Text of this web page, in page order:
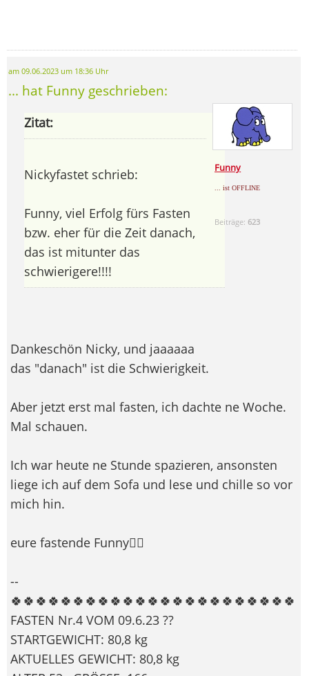
am 09.06.2023 um 18:36 Uhr
... hat Funny geschrieben:
Funny
... ist OFFLINE
Beiträge: 623
Zitat:
Nickyfastet schrieb:
Funny, viel Erfolg fürs Fasten
bzw. eher für die Zeit danach,
das ist mitunter das
schwierigere!!!!
Dankeschön Nicky, und jaaaaaa
das "danach" ist die Schwierigkeit.
Aber jetzt erst mal fasten, ich dachte ne Woche.
Mal schauen.
Ich war heute ne Stunde spazieren, ansonsten
liege ich auf dem Sofa und lese und chille so vor
mich hin.
eure fastende Funny🙋‍♀️
--
🍀🍀🍀🍀🍀🍀🍀🍀🍀🍀🍀🍀🍀🍀🍀🍀🍀🍀🍀🍀🍀🍀🍀
FASTEN Nr.4 VOM 09.6.23 ??
STARTGEWICHT: 80,8 kg
AKTUELLES GEWICHT: 80,8 kg